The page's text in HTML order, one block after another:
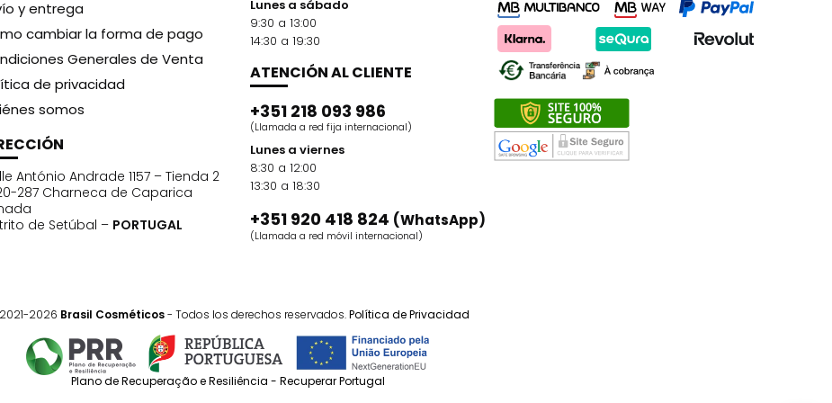
y entrega
cambiar la forma de pago
Generales de Venta
de privacidad
somos
António Andrade 1157 – Tienda 2
287 Charneca de Caparica
de Setúbal – PORTUGAL
Lunes a sábado
9:30 a 13:00
14:30 a 19:30
ATENCIÓN AL CLIENTE
+351 218 093 986
(Llamada a red fija internacional)
Lunes a viernes
8:30 a 12:00
13:30 a 18:30
+351 920 418 824 (WhatsApp)
(Llamada a red móvil internacional)
2021-2026 Brasil Cosméticos- Todos los derechos reservados.Política de Privacidad
Plano de Recuperação e Resiliência - Recuperar Portugal